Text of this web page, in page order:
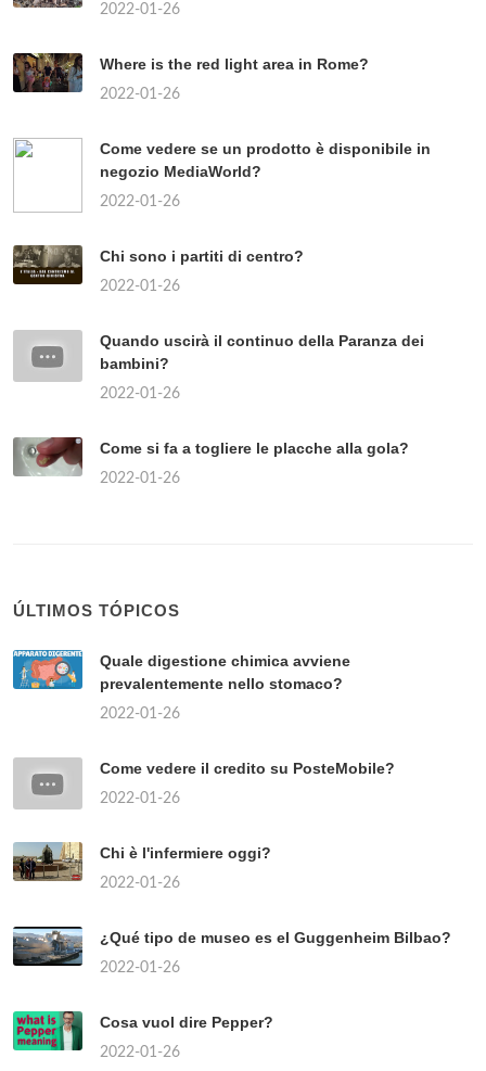
2022-01-26
Where is the red light area in Rome?
2022-01-26
Come vedere se un prodotto è disponibile in
negozio MediaWorld?
2022-01-26
Chi sono i partiti di centro?
2022-01-26
Quando uscirà il continuo della Paranza dei
bambini?
2022-01-26
Come si fa a togliere le placche alla gola?
2022-01-26
ÚLTIMOS TÓPICOS
Quale digestione chimica avviene
prevalentemente nello stomaco?
2022-01-26
Come vedere il credito su PosteMobile?
2022-01-26
Chi è l'infermiere oggi?
2022-01-26
¿Qué tipo de museo es el Guggenheim Bilbao?
2022-01-26
Cosa vuol dire Pepper?
2022-01-26